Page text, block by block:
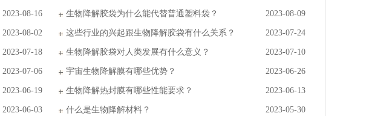
2023-08-16 2023-08-09
生物降解胶袋为什么能代替普通塑料袋？
2023-08-02 2023-07-24
这些行业的兴起跟生物降解胶袋有什么关系？
2023-07-18 2023-07-10
生物降解胶袋对人类发展有什么意义？
2023-07-06 2023-06-26
宇宙生物降解膜有哪些优势？
2023-06-19 2023-06-13
生物降解热封膜有哪些性能要求？
2023-06-03 2023-05-30
什么是生物降解材料？